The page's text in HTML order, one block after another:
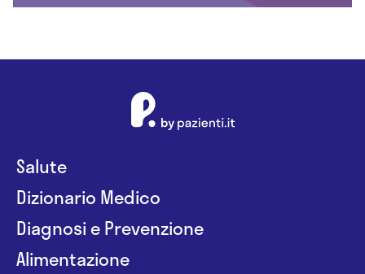
Salute
Dizionario Medico
Diagnosi e Prevenzione
Alimentazione